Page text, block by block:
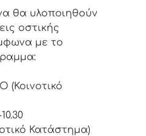
θα υλοποιηθούν
οστικής
με το
(Κοινοτικό
Κατάστημα)